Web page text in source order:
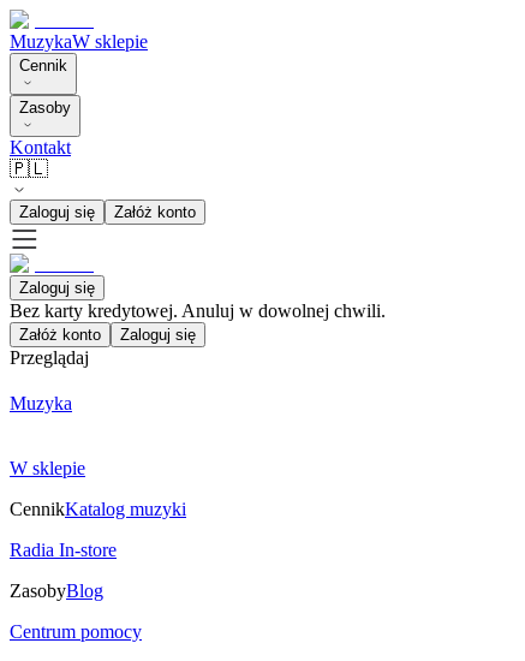
MuzykaW sklepie
Cennik
Zasoby
Kontakt
🇵🇱
Zaloguj się Załóż konto
Zaloguj się
Bez karty kredytowej. Anuluj w dowolnej chwili.
Załóż konto Zaloguj się
Przeglądaj
Muzyka
W sklepie
CennikKatalog muzyki
Radia In-store
ZasobyBlog
Centrum pomocy